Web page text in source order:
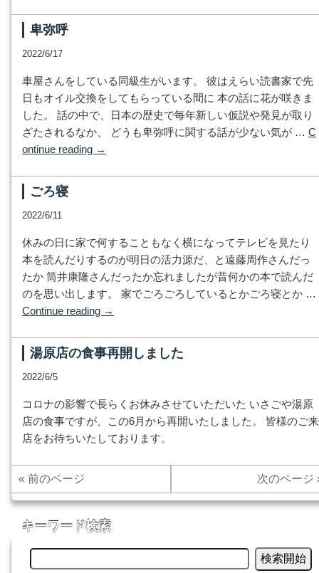
卑弥呼
2022/6/17
車屋さんをしている同級生がいます。 彼はえらい読書家で先
日もオイル交換をしてもらっている間に 本の話に花が咲きま
した。 話の中で、日本の歴史で毎年新しい仮説や発見が取り
ざたされるなか、 どうも卑弥呼に関する話が少ない気が … C
ontinue reading →
ごろ寝
2022/6/11
休みの日に家で何することもなく横になってテレビを見たり
本を読んだりするのが明日の活力源だ、と遠藤周作さんだっ
たか 筒井康隆さんだったか忘れましたが昔何かの本で読んだ
のを思い出します。 家でごろごろしているとかごろ寝とか …
Continue reading →
湯原店の食事再開しました
2022/6/5
コロナの影響で長らくお休みさせていただいた いさごや湯原
店の食事ですが、この6月から再開いたしました。 皆様のご来
店をお待ちいたしております。
次のページ
« 前のページ
キーワード検索